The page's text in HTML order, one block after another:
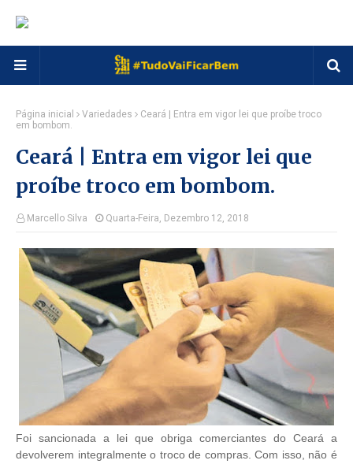
Página inicial Variedades
Ceará | Entra em vigor lei que proíbe troco
em bombom.
Ceará | Entra em vigor lei que
proíbe troco em bombom.
Marcello Silva Quarta-Feira, Dezembro 12, 2018
Foi sancionada a lei que obriga comerciantes do Ceará a
devolverem integralmente o troco de compras. Com isso, não é